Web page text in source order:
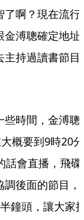
了啊？現在流行
金溥聰確定地址
主持過讀書節目
些時間，金溥聰
概要到9時20分
話會直播，飛碟
調後面的節目，
鐘頭，讓大家